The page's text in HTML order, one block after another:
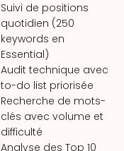
Suivi de positions
quotidien (250
keywords en
Essential)
Audit technique avec
to-do list priorisée
Recherche de mots-
clés avec volume et
difficulté
Analyse des Top 10